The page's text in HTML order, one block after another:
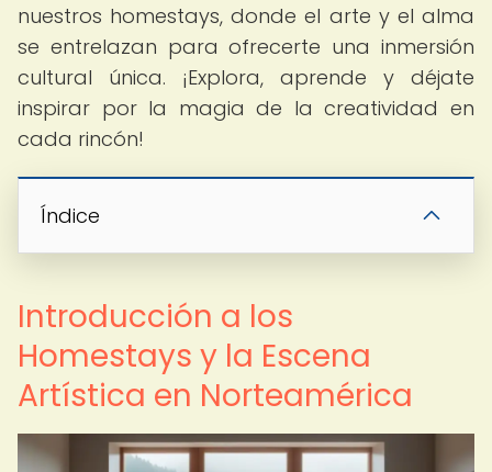
nuestros homestays, donde el arte y el alma
se entrelazan para ofrecerte una inmersión
cultural única. ¡Explora, aprende y déjate
inspirar por la magia de la creatividad en
cada rincón!
Índice
Introducción a los
Homestays y la Escena
Artística en Norteamérica